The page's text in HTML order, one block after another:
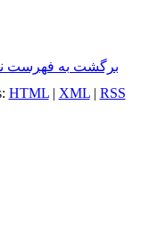
برگشت به فهرست
HTML| XML| RSS